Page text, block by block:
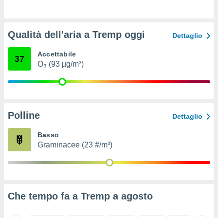
dei
noi e i
simili
Qualità dell'aria a Tremp oggi Dettaglio
37 Accettabile
O₃ (93 µg/m³)
Polline Dettaglio
Basso
Graminacee (23 #/m³)
Che tempo fa a Tremp a agosto